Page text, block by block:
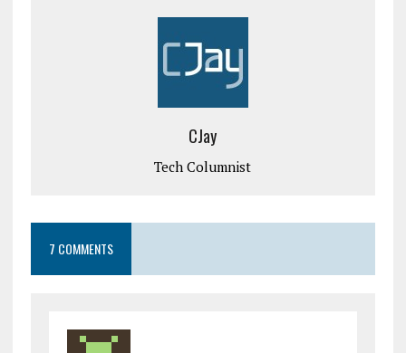
CJay
Tech Columnist
7 COMMENTS